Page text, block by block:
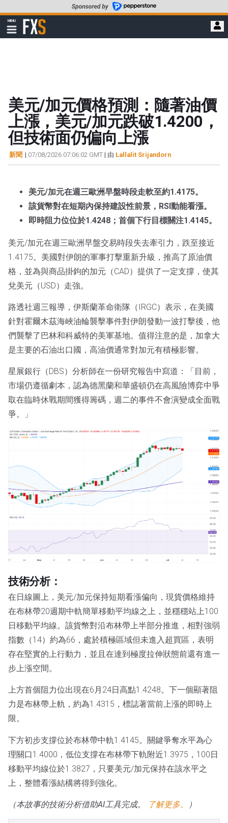
至
要
MENU
顯
示
FXStreet
美元/加元價格預測：隨著油價
上漲，美元/加元跌破1.4200，
但技術面仍偏向上漲
新聞 | 07/08/2026 07:06:02 GMT | 由 Lallalit Srijandorn
美元/加元在週三歐洲早盤時段走軟至約1.4175。
該貨幣對在短期內保持建設性前景，RSI動能看漲。
即時阻力位位於1.4248；首個下行目標關注1.4145。
美元/加元在週三歐洲早盤交易時段失去牽引力，跌至接近
1.4175。美國對伊朗的軍事打擊重新升級，推高了原油價
格，並為與商品掛鉤的加元（CAD）提供了一定支撐，使其
兌美元（USD）走強。
路透社週三報導，伊斯蘭革命衛隊（IRGC）表示，在美國
針對霍爾木茲海峽油輪襲擊事件對伊朗發動一波打擊後，他
們襲擊了巴林和科威特的美軍基地。值得注意的是，加拿大
是主要的石油出口國，高油價通常對加元有積極影響。
星展銀行（DBS）分析師在一份研究報告中寫道：「目前，
市場仍遵循劇本，認為德黑蘭和華盛頓仍在高風險博弈中爭
取在臨時休戰期間獲得籌碼，週二的事件不會演變成全面戰
爭。」
技術分析：
在日線圖上，美元/加元保持短期看漲偏向，現貨價格維持
在布林帶20週期中軌簡單移動平均線之上，並穩穩站上100
日移動平均線。該貨幣對沿布林帶上半部分推進，相對強弱
指數（14）約為66，處於積極區域但未進入超買區，表明
存在堅實的上行動力，並且在達到極度拉伸狀態前還有進一
步上漲空間。
上方首個阻力位出現在6月24日高點1.4248。下一個顯著阻
力是布林帶上軌，約為1.4315，標誌著當前上漲的即時上
限。
下方初步支撐位於布林帶中軌1.4145。關鍵爭奪水平為心
理關口1.4000，低位支撐在布林帶下軌附近1.3975，100日
移動平均線位於1.3827，只要美元/加元保持在該水平之
上，整體看漲結構將得到強化。
（本故事的技術分析借助AI工具完成。 了解更多。 ）